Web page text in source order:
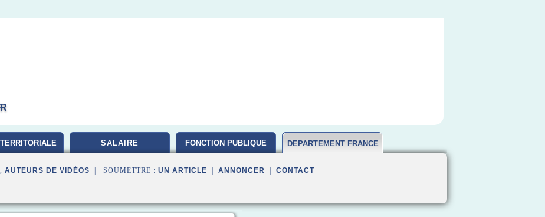
SALAIRE FONCTION PUBLIQUE DEPARTEMENT FRANCE
, AUTEURS DE VIDÉOS | SOUMETTRE : UN ARTICLE ANNONCER CONTACT